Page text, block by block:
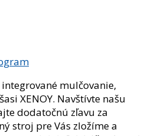
mulčovanie,
XENOY. Navštívte našu
dodatočnú zľavu za
stroj pre Vás zložíme a